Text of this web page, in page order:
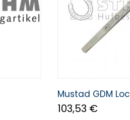
Mustad GDM
103,53 €